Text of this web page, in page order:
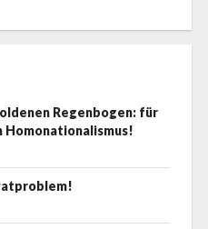
Regenbogen: für
Homonationalismus!